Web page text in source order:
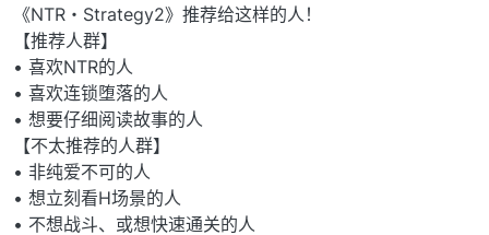
《NTR・Strategy2》推荐给这样的人！
【推荐人群】
• 喜欢NTR的人
• 喜欢连锁堕落的人
• 想要仔细阅读故事的人
【不太推荐的人群】
• 非纯爱不可的人
• 想立刻看H场景的人
• 不想战斗、或想快速通关的人